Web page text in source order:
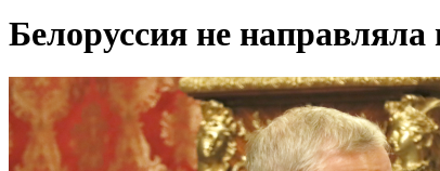
Белоруссия не